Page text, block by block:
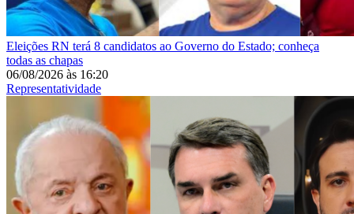
Eleições RN terá 8 candidatos ao Governo do Estado; conheça
todas as chapas
06/08/2026 às 16:20
Representatividade